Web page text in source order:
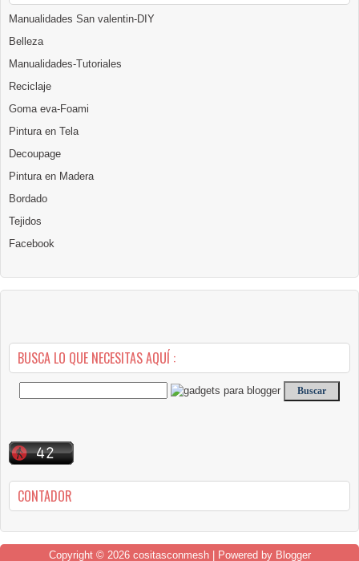
Manualidades San valentin-DIY
Belleza
Manualidades-Tutoriales
Reciclaje
Goma eva-Foami
Pintura en Tela
Decoupage
Pintura en Madera
Bordado
Tejidos
Facebook
BUSCA LO QUE NECESITAS AQUÍ :
CONTADOR
Copyright © 2026 cositasconmesh| Powered by Blogger